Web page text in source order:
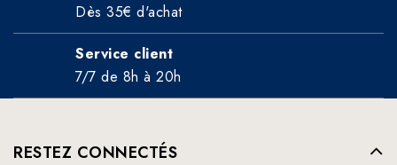
Dès 35€ d'achat
Service client
7/7 de 8h à 20h
RESTEZ CONNECTÉS